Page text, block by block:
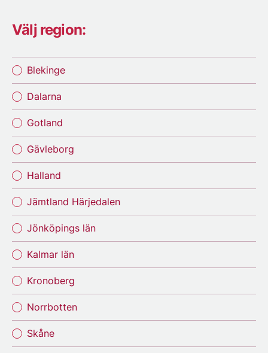
Välj region:
Blekinge
Dalarna
Gotland
Gävleborg
Halland
Jämtland Härjedalen
Jönköpings län
Kalmar län
Kronoberg
Norrbotten
Skåne